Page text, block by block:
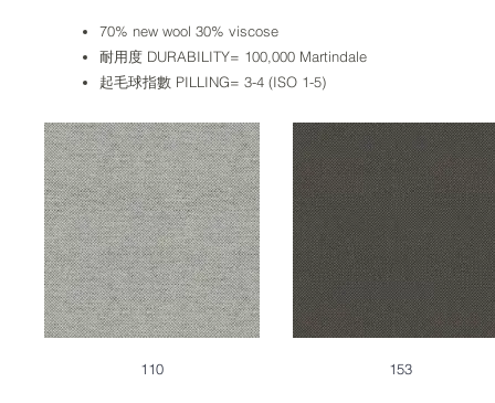
70% new wool 30% viscose
耐用度 DURABILITY= 100,000 Martindale
起毛球指數 PILLING= 3-4 (ISO 1-5)
110 153